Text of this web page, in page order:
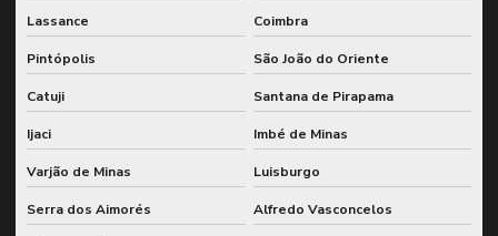
Lassance Coimbra
Pintópolis São João do Oriente
Catuji Santana de Pirapama
Ijaci Imbé de Minas
Varjão de Minas Luisburgo
Serra dos Aimorés Alfredo Vasconcelos